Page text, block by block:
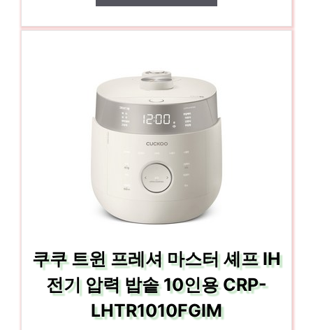
쿠쿠 트윈 프레셔 마스터 셰프 IH
전기 압력 밥솥 10인용 CRP-
LHTR1010FGIM